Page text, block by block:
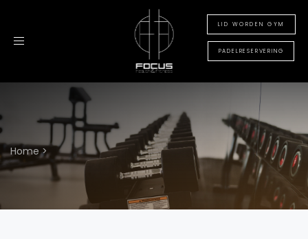
Toggle
LID WORDEN GYM
PADELRESERVERING
Home>